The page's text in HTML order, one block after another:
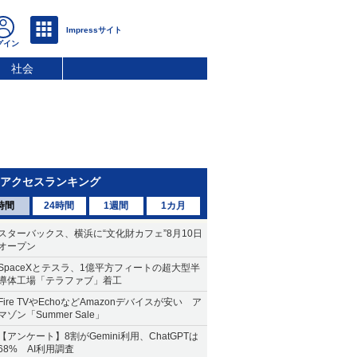
社会
アクセスランキング
間 24時間 1週間 1カ月
ターバックス、横浜に“文化財カフェ”8月10日
ープン
とテスラ、1億平方フィートの超大型半
体工場「テラファブ」着工
TVやEchoなどAmazonデバイスが安い ア
ゾン「Summer Sale」
アンケート】8割がGemini利用、ChatGPTは
AI利用調査